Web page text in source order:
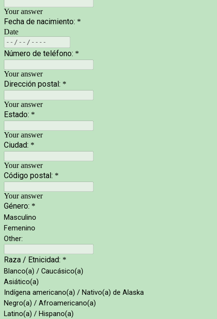
Your answer
Fecha de nacimiento: *
Date
Número de teléfono: *
Your answer
Dirección postal: *
Your answer
Estado: *
Your answer
Ciudad: *
Your answer
Código postal: *
Your answer
Género: *
Masculino
Femenino
Other:
Raza / Etnicidad: *
Blanco(a) / Caucásico(a)
Asiático(a)
Indígena americano(a) / Nativo(a) de Alaska
Negro(a) / Afroamericano(a)
Latino(a) / Hispano(a)